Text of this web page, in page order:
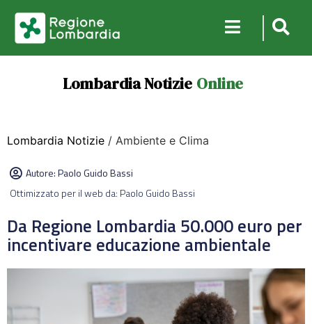
Lombardia Notizie Online
Lombardia Notizie / Ambiente e Clima
Autore:Paolo Guido Bassi
Ottimizzato per il web da: Paolo Guido Bassi
Da Regione Lombardia 50.000 euro per
incentivare educazione ambientale